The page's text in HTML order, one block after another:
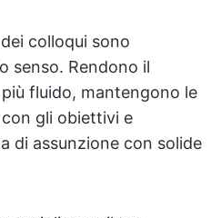
colloqui sono
senso. Rendono il
fluido, mantengono le
gli obiettivi e
di assunzione con solide